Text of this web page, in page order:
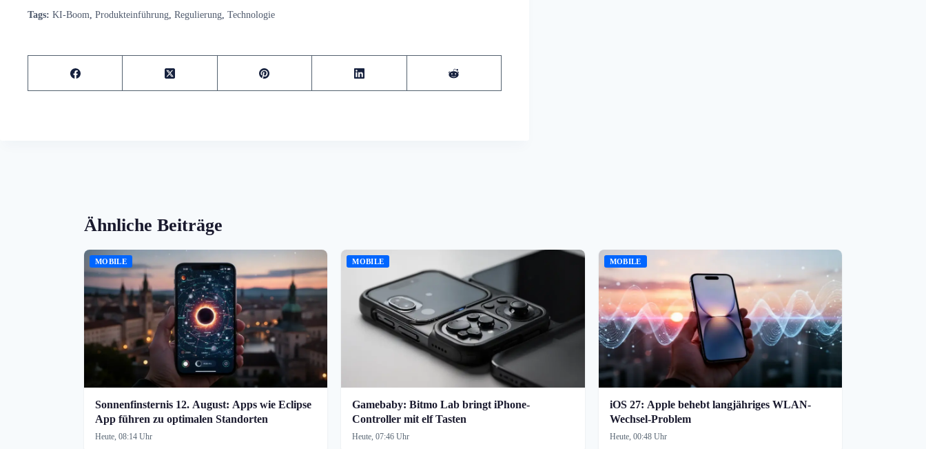
Tags: KI-Boom Produkteinführung Regulierung Technologie
Ähnliche Beiträge
MOBILE
Sonnenfinsternis 12. August: Apps wie Eclipse
App führen zu optimalen Standorten
Heute, 08:14 Uhr
MOBILE
Gamebaby: Bitmo Lab bringt iPhone-
Controller mit elf Tasten
Heute, 07:46 Uhr
MOBILE
iOS 27: Apple behebt langjähriges WLAN-
Wechsel-Problem
Heute, 00:48 Uhr